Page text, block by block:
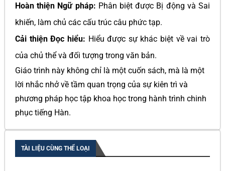
Hoàn thiện Ngữ pháp: Phân biệt được Bị động và Sai
khiến, làm chủ các cấu trúc câu phức tạp.
Cải thiện Đọc hiểu: Hiểu được sự khác biệt về vai trò
của chủ thể và đối tượng trong văn bản.
Giáo trình này không chỉ là một cuốn sách, mà là một
lời nhắc nhở về tầm quan trọng của sự kiên trì và
phương pháp học tập khoa học trong hành trình chinh
phục tiếng Hàn.
TÀI LIỆU CÙNG THỂ LOẠI